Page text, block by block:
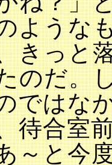
ような
きっと
のだ。
ではな
待合室
～と今